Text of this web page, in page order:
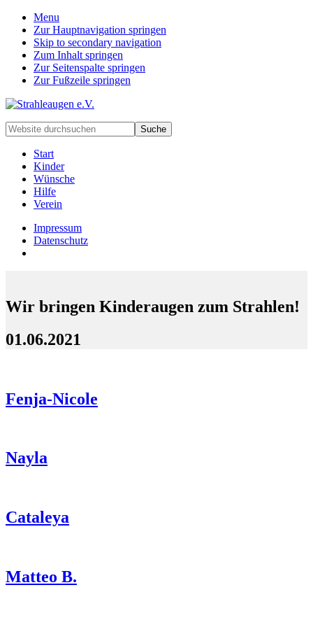
Menu
Zur Hauptnavigation springen
Skip to secondary navigation
Zum Inhalt springen
Zur Seitenspalte springen
Zur Fußzeile springen
Handarbeiten
für
besondere
Kinder
deren
Familien
Website
durchsuchen
Start
Kinder
Wünsche
Hilfe
Verein
Impressum
Datenschutz
Wir bringen Kinderaugen zum Strahlen!
01.06.2021
Fenja-Nicole
Nayla
Cataleya
Matteo B.